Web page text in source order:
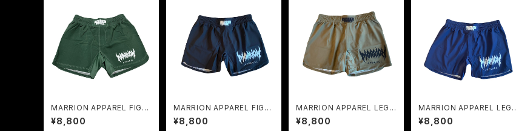
MARRION APPAREL FIGH
T PANTS (Dark green× W
hite)
¥8,800
MARRION APPAREL FIGH
T PANTS (Black×White)
¥8,800
MARRION APPAREL LEGA
CY LOGO FIGHT PANTS
(Khaki×Black)
¥8,800
MARRION APPAREL LEGA
CY LOGO FIGHT PANTS
(Navy×White)
¥8,800